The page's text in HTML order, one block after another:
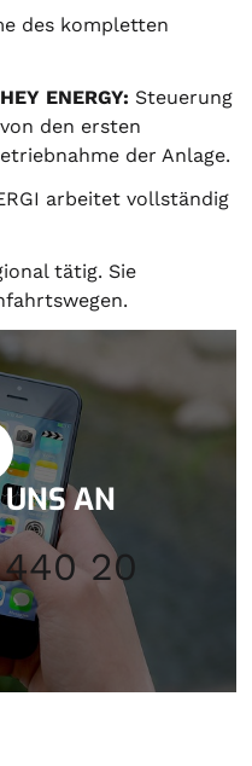
des kompletten
ENERGY: Steuerung
den ersten
der Anlage.
arbeitet vollständig
tätig. Sie
AN
20